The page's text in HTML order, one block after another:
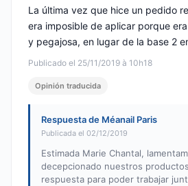
Publicado el 25/11/2019 à 10h18
La última vez que hice un pedido
era imposible de aplicar porque
y pegajosa, en lugar de la base 2
Opinión traducida
Respuesta de Méanail Paris
Publicada el 02/12/2019
Estimada Marie Chantal,
decepcionado nuestros
respuesta para poder trabajar